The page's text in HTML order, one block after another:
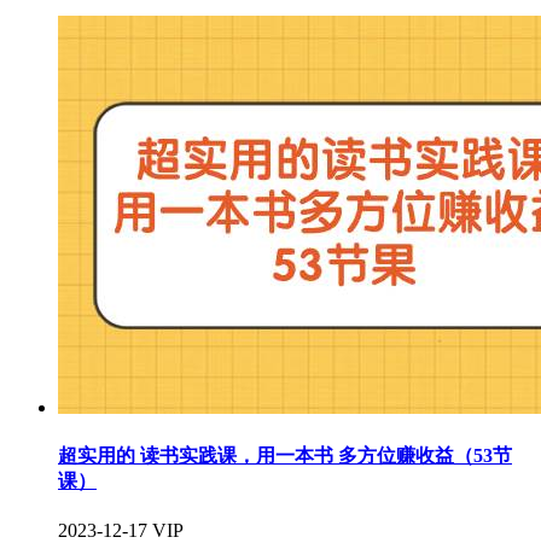
超实用的 读书实践课，用一本书 多方位赚收益（53节
课）
2023-12-17 VIP